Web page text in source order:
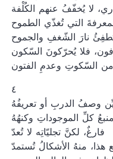
لا يُخفّفُ عنهم الكُلْفة
التي تُغذّي الطموح
نارَ الشّغفِ والجموح
فلا يُحرّكونَ السّكون
من السّكوتِ وعدمِ الفتون
٤
وصفُ الدربِ أو تعريفُهُ
كلِّ الموجوداتِ وكنهُهُ
فارغٌ، لكنَّ تجليّاتِه لا تُعدّ
هذا، منهُ الأشكالُ تُستمدّ